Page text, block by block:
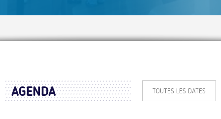
AGENDA TOUTES LES DATES